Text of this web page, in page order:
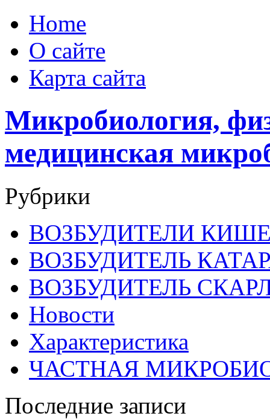
Home
О сайте
Карта сайта
Микробиология,
медицинская
Рубрики
ВОЗБУДИТЕЛИ
ВОЗБУДИТЕЛЬ
ВОЗБУДИТЕЛЬ
Новости
Характеристика
ЧАСТНАЯ
Последние записи